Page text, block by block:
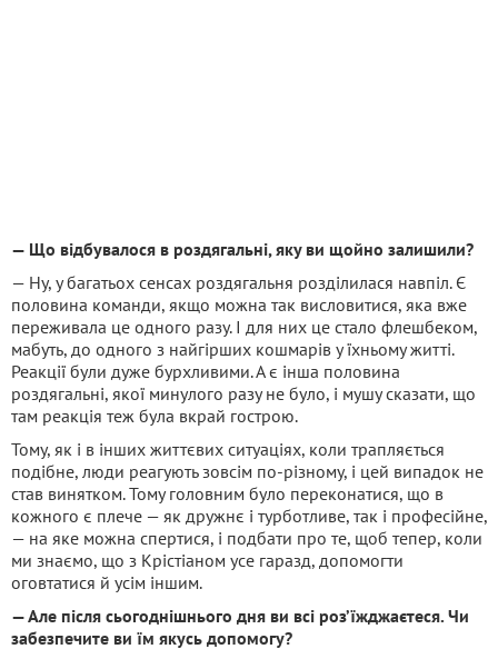
— Що відбувалося в роздягальні, яку ви щойно залишили?
— Ну, у багатьох сенсах роздягальня розділилася навпіл. Є
половина команди, якщо можна так висловитися, яка вже
переживала це одного разу. І для них це стало флешбеком,
мабуть, до одного з найгірших кошмарів у їхньому житті.
Реакції були дуже бурхливими. А є інша половина
роздягальні, якої минулого разу не було, і мушу сказати, що
там реакція теж була вкрай гострою.
Тому, як і в інших життєвих ситуаціях, коли трапляється
подібне, люди реагують зовсім по-різному, і цей випадок не
став винятком. Тому головним було переконатися, що в
кожного є плече — як дружнє і турботливе, так і професійне,
— на яке можна спертися, і подбати про те, щоб тепер, коли
ми знаємо, що з Крістіаном усе гаразд, допомогти
оговтатися й усім іншим.
— Але після сьогоднішнього дня ви всі роз’їжджаєтеся. Чи
забезпечите ви їм якусь допомогу?